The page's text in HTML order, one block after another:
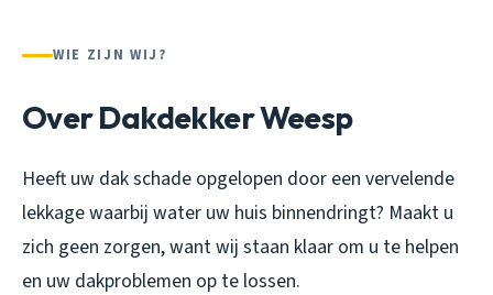
WIE ZIJN WIJ?
Over Dakdekker Weesp
Heeft uw dak schade opgelopen door een vervelende
lekkage waarbij water uw huis binnendringt? Maakt u
zich geen zorgen, want wij staan klaar om u te helpen
en uw dakproblemen op te lossen.